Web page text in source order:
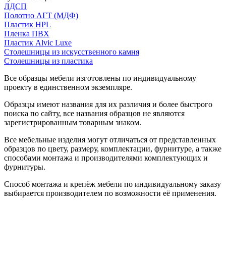
ЛДСП
Полотно АГТ (МДФ)
Пластик HPL
Пленка ПВХ
Пластик Alvic Luxe
Столешницы из искусственного камня
Столешницы из пластика
Все образцы мебели изготовлены по индивидуальному
проекту в единственном экземпляре.
Образцы имеют названия для их различия и более быстрого
поиска по сайту, все названия образцов не являются
зарегистрированным товарным знаком.
Все мебельные изделия могут отличаться от представленных
образцов по цвету, размеру, комплектации, фурнитуре, а также
способами монтажа и производителями комплектующих и
фурнитуры.
Способ монтажа и крепёж мебели по индивидуальному заказу
выбирается производителем по возможности её применения.